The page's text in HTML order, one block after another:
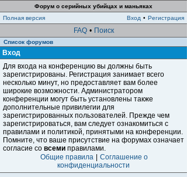
Форум о серийных убийцах и маньяках
Полная версия
Вход • Регистрация
FAQ • Поиск
Список форумов
Вход
Для входа на конференцию вы должны быть
зарегистрированы. Регистрация занимает всего
несколько минут, но предоставляет вам более
широкие возможности. Администратором
конференции могут быть установлены также
дополнительные привилегии для
зарегистрированных пользователей. Прежде чем
зарегистрироваться, вам следует ознакомиться с
правилами и политикой, принятыми на конференции.
Помните, что ваше присутствие на форумах означает
согласие со всеми правилами.
Общие правила
Соглашение о
конфиденциальности